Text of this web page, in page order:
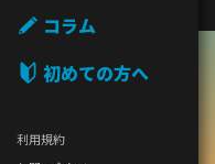
コラム
初めての方へ
利用規約